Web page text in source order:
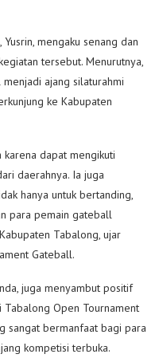
mengaku senang dan
tersebut. Menurutnya,
ajang silaturahmi
ke Kabupaten
karena dapat mengikuti
daerahnya. Ia juga
hanya untuk bertanding,
para pemain gateball
Tabalong, ujar
Gateball.
juga menyambut positif
Open Tournament
sangat bermanfaat bagi para
kompetisi terbuka.